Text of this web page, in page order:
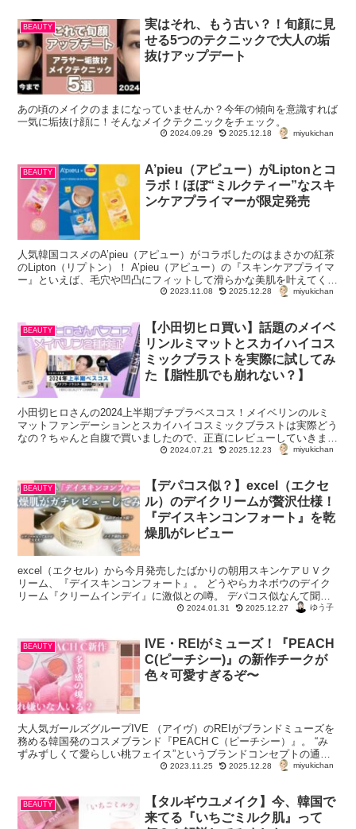
BEAUTY
実はそれ、もう古い？！旬顔に見
せる5つのテクニックで大人の垢
抜けアップデート
あの頃のメイクのままになっていませんか？今年の傾向を意識すれば
一気に垢抜け顔に！そんなメイクテクニックをチェック。
2024.09.29 2025.12.18 miyukichan
BEAUTY
A’pieu（アピュー）がLiptonとコ
ラボ！ほぼ“ミルクティー”なスキ
ンケアプライマーが限定発売
人気韓国コスメのA’pieu（アピュー）がコラボしたのはまさかの紅茶
のLipton（リプトン）！ A’pieu（アピュー）の『スキンケアプライマ
ー』といえば、毛穴や凹凸にフィットして滑らかな美肌を叶えてくれ
2023.11.08 2025.12.28 miyukichan
BEAUTY
【小田切ヒロ買い】話題のメイベ
リンルミマットとスカイハイコス
ミックブラストを実際に試してみ
た【脂性肌でも崩れない？】
小田切ヒロさんの2024上半期プチプラベスコス！メイベリンのルミ
マットファンデーションとスカイハイコスミックブラストは実際どう
なの？ちゃんと自腹で買いましたので、正直にレビューしていきま
す！オイリー肌さんでも使える？2024.07.21 2025.12.23 miyukichan
BEAUTY
【デパコス似？】excel（エクセ
ル）のデイクリームが贅沢仕様！
『デイスキンコンフォート』を乾
燥肌がレビュー
excel（エクセル）から今月発売したばかりの朝用スキンケアＵＶク
リーム、『デイスキンコンフォート』。 どうやらカネボウのデイク
リーム『クリームインデイ』に激似との噂。 デパコス似なんて聞い
ちゃったら条件反射で手が伸びる！今回...
2024.01.31 2025.12.27 ゆう子
BEAUTY
IVE・REIがミューズ！『PEACH
C(ピーチシー)』の新作チークが
色々可愛すぎるぞ〜
大人気ガールズグループIVE （アイヴ）のREIがブランドミューズを
務める韓国発のコスメブランド『PEACH C（ピーチシー）』。 “み
ずみずしくて愛らしい桃フェイス”というブランドコンセプトの通
り、PEACH Cのコスメは内側から...2023.11.25 2025.12.28 miyukichan
BEAUTY
【タルギウユメイク】今、韓国で
来てる『いちごミルク肌』って